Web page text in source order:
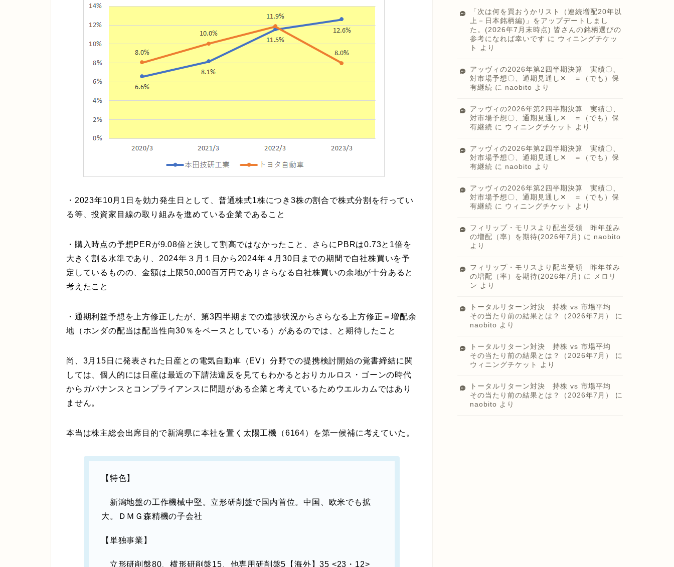
・2023年10月1日を効力発生日として、普通株式1株につき3株の割合で株式分割を行ってい
る等、投資家目線の取り組みを進めている企業であること
・購入時点の予想PERが9.08倍と決して割高ではなかったこと、さらにPBRは0.73と1倍を
大きく割る水準であり、2024年３月１日から2024年４月30日までの期間で自社株買いを予
定しているものの、金額は上限50,000百万円でありさらなる自社株買いの余地が十分あると
考えたこと
・通期利益予想を上方修正したが、第3四半期までの進捗状況からさらなる上方修正＝増配余
地（ホンダの配当は配当性向30％をベースとしている）があるのでは、と期待したこと
尚、3月15日に発表された日産との電気自動車（EV）分野での提携検討開始の覚書締結に関
しては、個人的には日産は最近の下請法違反を見てもわかるとおりカルロス・ゴーンの時代
からガバナンスとコンプライアンスに問題がある企業と考えているためウエルカムではあり
ません。
本当は株主総会出席目的で新潟県に本社を置く太陽工機（6164）を第一候補に考えていた。
【特色】
新潟地盤の工作機械中堅。立形研削盤で国内首位。中国、欧米でも拡
大。ＤＭＧ森精機の子会社
【単独事業】
立形研削盤80、横形研削盤15、他専用研削盤5【海外】35 <23・12>
「次は何を買おうかリスト（連続増配20年以
上－日本銘柄編)」をアップデートしまし
た。(2026年7月末時点) 皆さんの銘柄選びの
参考になれば幸いです に ウィニングチケッ
ト
より
アッヴィの2026年第2四半期決算 実績〇、
対市場予想〇、通期見通し✕ ＝（でも）保
有継続 に naobito より
アッヴィの2026年第2四半期決算 実績〇、
対市場予想〇、通期見通し✕ ＝（でも）保
有継続 に ウィニングチケット より
アッヴィの2026年第2四半期決算 実績〇、
対市場予想〇、通期見通し✕ ＝（でも）保
有継続 に naobito より
アッヴィの2026年第2四半期決算 実績〇、
対市場予想〇、通期見通し✕ ＝（でも）保
有継続 に ウィニングチケット より
フィリップ・モリスより配当受領 昨年並み
の増配（率）を期待(2026年7月) に naobito
より
フィリップ・モリスより配当受領 昨年並み
の増配（率）を期待(2026年7月) に メロリ
ン より
トータルリターン対決 持株 vs 市場平均
その当たり前の結果とは？（2026年7月）
に
naobito より
トータルリターン対決 持株 vs 市場平均
その当たり前の結果とは？（2026年7月）
に
ウィニングチケット
より
トータルリターン対決 持株 vs 市場平均
その当たり前の結果とは？（2026年7月）
に
naobito より